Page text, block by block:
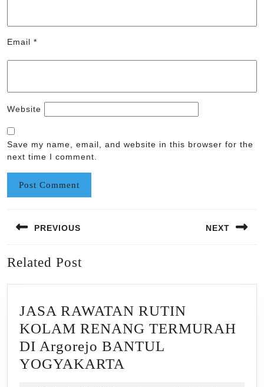
Email *
Website
Save my name, email, and website in this browser for the
next time I comment.
navigation
PREVIOUS
post:
NEXT
Related Post
JASA RAWATAN RUTIN
KOLAM RENANG TERMURAH
DI Argorejo BANTUL
YOGYAKARTA